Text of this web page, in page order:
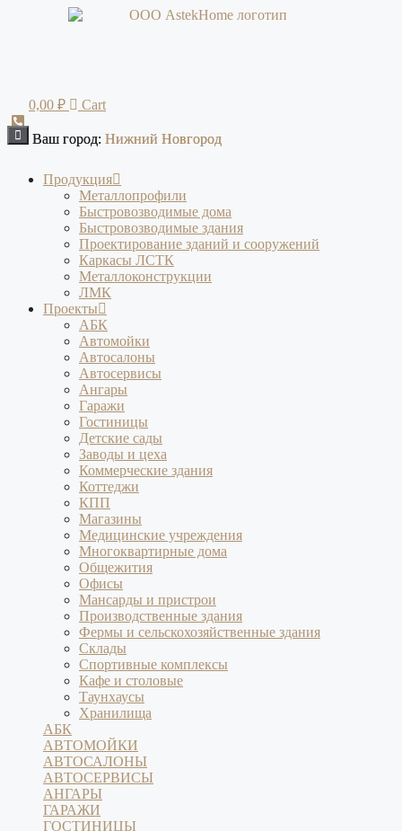
0,00 ₽ Cart
Продукция
Металлопрофили
Быстровозводимые дома
Быстровозводимые здания
Проектирование зданий и сооружений
Каркасы ЛСТК
Металлоконструкции
ЛМК
Проекты
АБК
Автомойки
Автосалоны
Автосервисы
Ангары
Гаражи
Гостиницы
Детские сады
Заводы и цеха
Коммерческие здания
Коттеджи
КПП
Магазины
Медицинские учреждения
Многоквартирные дома
Общежития
Офисы
Мансарды и пристрои
Производственные здания
Фермы и сельскохозяйственные здания
Склады
Спортивные комплексы
Кафе и столовые
Таунхаусы
Хранилища
АБК
АВТОМОЙКИ
АВТОСАЛОНЫ
АВТОСЕРВИСЫ
АНГАРЫ
ГАРАЖИ
ГОСТИНИЦЫ
Ваш город: Нижний Новгород
Ваш город: Нижний Новгород